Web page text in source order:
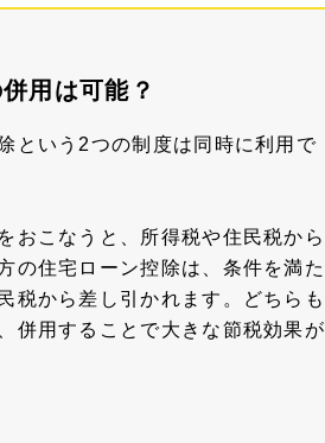
用は可能？
という2つの制度は同時に利用で
おこなうと、所得税や住民税から
の住宅ローン控除は、条件を満た
税から差し引かれます。どちらも
併用することで大きな節税効果が